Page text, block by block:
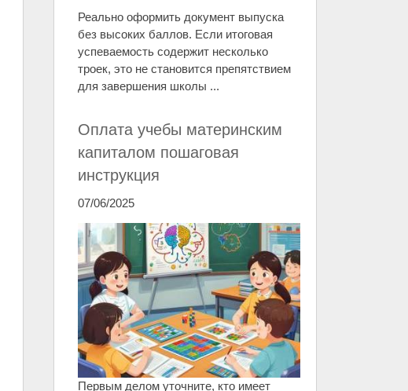
Реально оформить документ выпуска
без высоких баллов. Если итоговая
успеваемость содержит несколько
троек, это не становится препятствием
для завершения школы ...
Оплата учебы материнским
капиталом пошаговая
инструкция
07/06/2025
Первым делом уточните, кто имеет